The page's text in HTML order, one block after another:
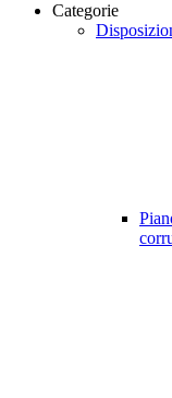
Categorie